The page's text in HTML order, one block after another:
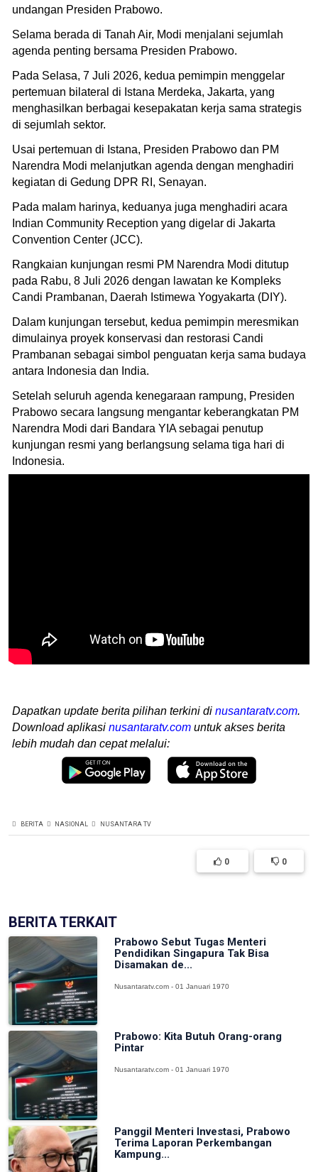
undangan Presiden Prabowo.
Selama berada di Tanah Air, Modi menjalani sejumlah
agenda penting bersama Presiden Prabowo.
Pada Selasa, 7 Juli 2026, kedua pemimpin menggelar
pertemuan bilateral di Istana Merdeka, Jakarta, yang
menghasilkan berbagai kesepakatan kerja sama strategis
di sejumlah sektor.
Usai pertemuan di Istana, Presiden Prabowo dan PM
Narendra Modi melanjutkan agenda dengan menghadiri
kegiatan di Gedung DPR RI, Senayan.
Pada malam harinya, keduanya juga menghadiri acara
Indian Community Reception yang digelar di Jakarta
Convention Center (JCC).
Rangkaian kunjungan resmi PM Narendra Modi ditutup
pada Rabu, 8 Juli 2026 dengan lawatan ke Kompleks
Candi Prambanan, Daerah Istimewa Yogyakarta (DIY).
Dalam kunjungan tersebut, kedua pemimpin meresmikan
dimulainya proyek konservasi dan restorasi Candi
Prambanan sebagai simbol penguatan kerja sama budaya
antara Indonesia dan India.
Setelah seluruh agenda kenegaraan rampung, Presiden
Prabowo secara langsung mengantar keberangkatan PM
Narendra Modi dari Bandara YIA sebagai penutup
kunjungan resmi yang berlangsung selama tiga hari di
Indonesia.
Dapatkan update berita pilihan terkini di nusantaratv.com.
Download aplikasi nusantaratv.com untuk akses berita
lebih mudah dan cepat melalui:
BERITA NASIONAL NUSANTARA TV
0 0
BERITA TERKAIT
Prabowo Sebut Tugas Menteri
Pendidikan Singapura Tak Bisa
Disamakan de...
Nusantaratv.com - 01 Januari 1970
Prabowo: Kita Butuh Orang-orang
Pintar
Nusantaratv.com - 01 Januari 1970
Panggil Menteri Investasi, Prabowo
Terima Laporan Perkembangan
Kampung...